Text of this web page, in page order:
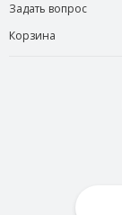
Задать вопрос
Корзина